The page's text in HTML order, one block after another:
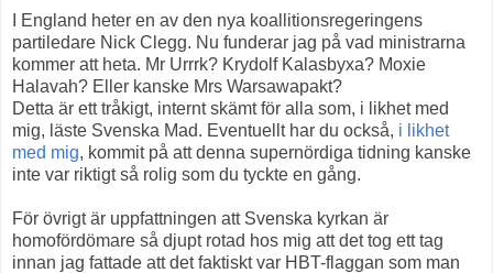
I England heter en av den nya koallitionsregeringens
partiledare Nick Clegg. Nu funderar jag på vad ministrarna
kommer att heta. Mr Urrrk? Krydolf Kalasbyxa? Moxie
Halavah? Eller kanske Mrs Warsawapakt?
Detta är ett tråkigt, internt skämt för alla som, i likhet med
mig, läste Svenska Mad. Eventuellt har du också, i likhet
med mig, kommit på att denna supernördiga tidning kanske
inte var riktigt så rolig som du tyckte en gång.
För övrigt är uppfattningen att Svenska kyrkan är
homofördömare så djupt rotad hos mig att det tog ett tag
innan jag fattade att det faktiskt var HBT-flaggan som man